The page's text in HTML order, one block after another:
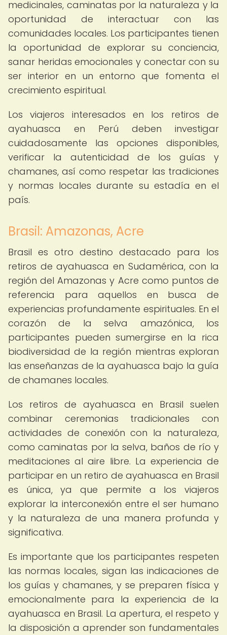
medicinales, caminatas por la naturaleza y la
oportunidad de interactuar con las
comunidades locales. Los participantes tienen
la oportunidad de explorar su conciencia,
sanar heridas emocionales y conectar con su
ser interior en un entorno que fomenta el
crecimiento espiritual.
Los viajeros interesados en los retiros de
ayahuasca en Perú deben investigar
cuidadosamente las opciones disponibles,
verificar la autenticidad de los guías y
chamanes, así como respetar las tradiciones
y normas locales durante su estadía en el
país.
Brasil: Amazonas, Acre
Brasil es otro destino destacado para los
retiros de ayahuasca en Sudamérica, con la
región del Amazonas y Acre como puntos de
referencia para aquellos en busca de
experiencias profundamente espirituales. En el
corazón de la selva amazónica, los
participantes pueden sumergirse en la rica
biodiversidad de la región mientras exploran
las enseñanzas de la ayahuasca bajo la guía
de chamanes locales.
Los retiros de ayahuasca en Brasil suelen
combinar ceremonias tradicionales con
actividades de conexión con la naturaleza,
como caminatas por la selva, baños de río y
meditaciones al aire libre. La experiencia de
participar en un retiro de ayahuasca en Brasil
es única, ya que permite a los viajeros
explorar la interconexión entre el ser humano
y la naturaleza de una manera profunda y
significativa.
Es importante que los participantes respeten
las normas locales, sigan las indicaciones de
los guías y chamanes, y se preparen física y
emocionalmente para la experiencia de la
ayahuasca en Brasil. La apertura, el respeto y
la disposición a aprender son fundamentales